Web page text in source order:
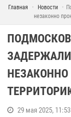
Главная Новости
незаконно
29 мая 2025, 11:53